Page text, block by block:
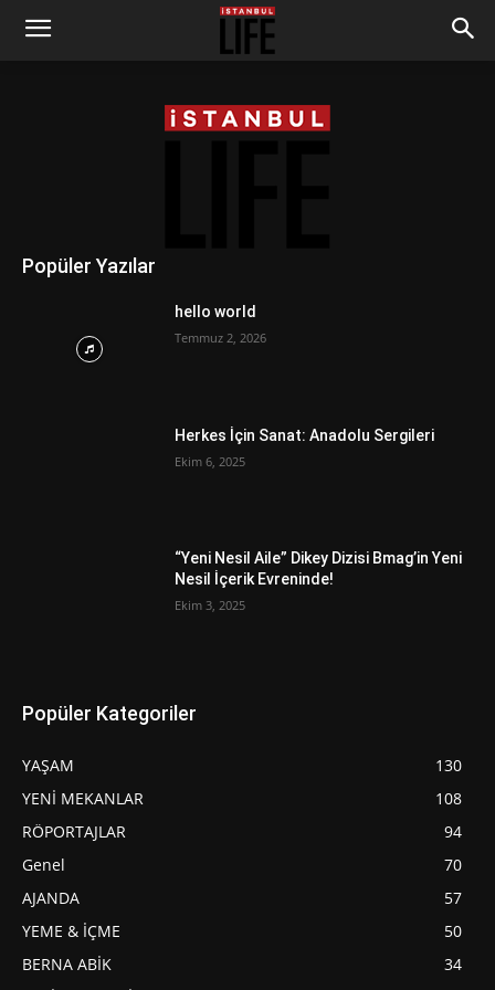
Popüler Yazılar
hello world
Temmuz 2, 2026
Herkes İçin Sanat: Anadolu Sergileri
Ekim 6, 2025
“Yeni Nesil Aile” Dikey Dizisi Bmag’in Yeni
Nesil İçerik Evreninde!
Ekim 3, 2025
Popüler Kategoriler
YAŞAM
130
YENİ MEKANLAR
108
RÖPORTAJLAR
94
Genel
70
AJANDA
57
YEME & İÇME
50
BERNA ABİK
34